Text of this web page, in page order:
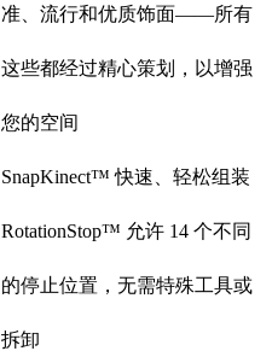
准、流行和优质饰面——所有
这些都经过精心策划，以增强
您的空间
SnapKinect™ 快速、轻松组装
RotationStop™ 允许 14 个不同
的停止位置，无需特殊工具或
拆卸